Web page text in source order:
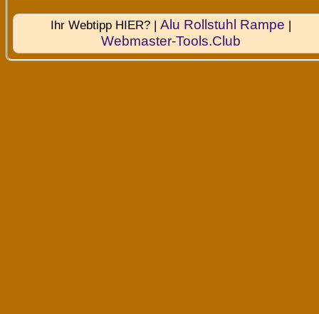
Ihr Webtipp HIER? |Alu Rollstuhl Rampe |
Webmaster-Tools.Club